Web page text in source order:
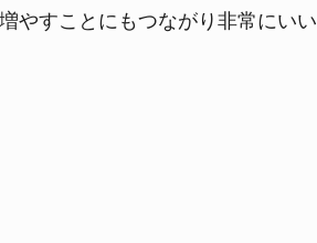
やすことにもつながり非常にいい